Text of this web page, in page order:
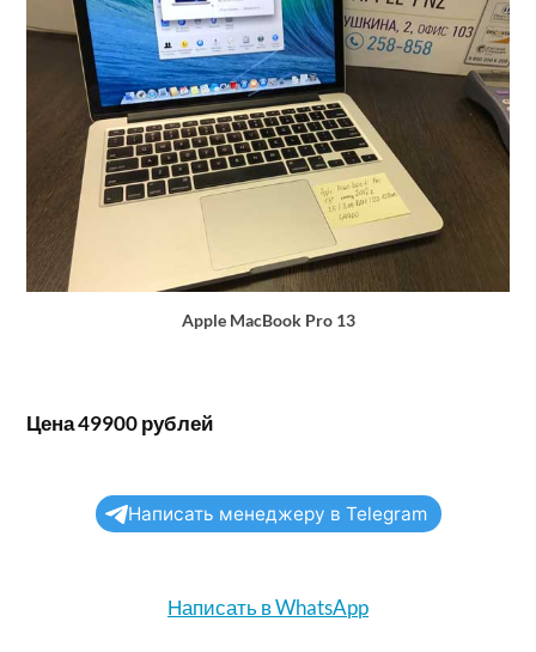
Apple MacBook Pro 13
Цена 49900 рублей
Написать менеджеру в Telegram
Написать в WhatsApp